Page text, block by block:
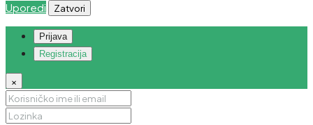
Uporedi Zatvori
Prijava
Registracija
×